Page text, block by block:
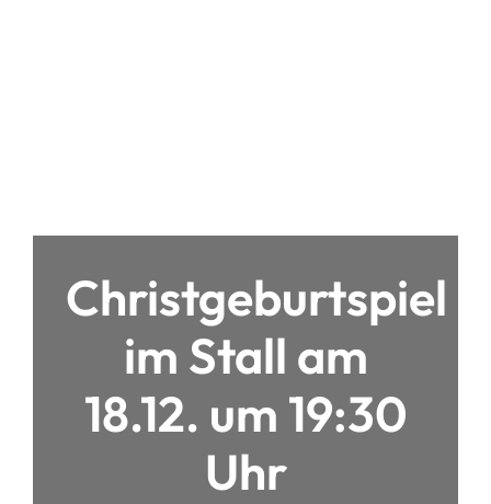
Christgeburtspiel
im Stall am
18.12. um 19:30
Uhr